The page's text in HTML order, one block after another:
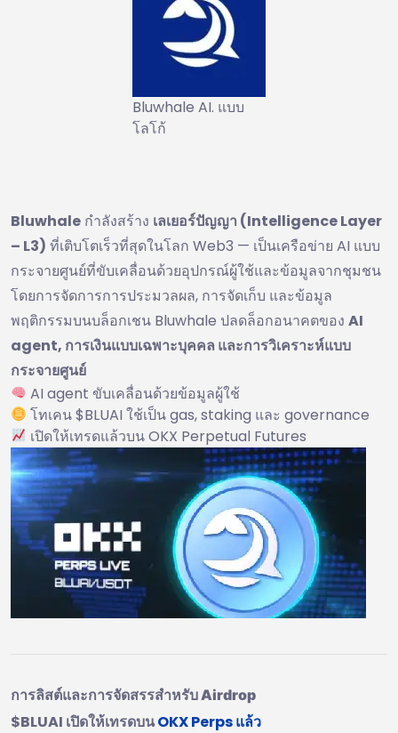
Bluwhale AI. แบบ
โลโก้
Bluwhale กำลังสร้าง เลเยอร์ปัญญา (Intelligence Layer
– L3) ที่เติบโตเร็วที่สุดในโลก Web3 — เป็นเครือข่าย AI แบบ
กระจายศูนย์ที่ขับเคลื่อนด้วยอุปกรณ์ผู้ใช้และข้อมูลจากชุมชน
โดยการจัดการการประมวลผล, การจัดเก็บ และข้อมูล
พฤติกรรมบนบล็อกเชน Bluwhale ปลดล็อกอนาคตของ AI
agent, การเงินแบบเฉพาะบุคคล และการวิเคราะห์แบบ
กระจายศูนย์
AI agent ขับเคลื่อนด้วยข้อมูลผู้ใช้
โทเคน $BLUAI ใช้เป็น gas, staking และ governance
เปิดให้เทรดแล้วบน OKX Perpetual Futures
การลิสต์และการจัดสรรสำหรับ Airdrop
$BLUAI เปิดให้เทรดบนOKX Perps แล้ว